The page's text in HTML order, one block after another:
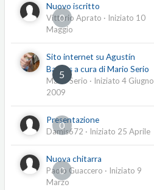
0
Nuovo iscritto
Vittorio Aprato · Iniziato 10
Maggio
5
Sito internet su Agustín
Barrios a cura di Mario Serio
Mario Serio · Iniziato 4 Giugno
2009
0
Presentazione
Damis672 · Iniziato 25 Aprile
0
Nuova chitarra
Paolo Guaccero · Iniziato 9
Marzo